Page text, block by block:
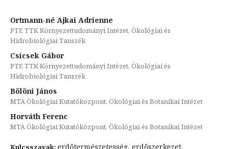
Ortmann-né Ajkai Adrienne
PTE TTK Környezettudományi Intézet, Ökológiai és
Hidrobiológiai Tanszék
Csicsek Gábor
PTE TTK Környezettudományi Intézet, Ökológiai és
Hidrobiológiai Tanszék
Bölöni János
MTA Ökológiai Kutatóközpont, Ökológiai és Botanikai Intézet
Horváth Ferenc
MTA Ökológiai Kutatóközpont, Ökológiai és Botanikai Intézet
Kulcsszavak: erdőtermészetesség, erdőszerkezet,